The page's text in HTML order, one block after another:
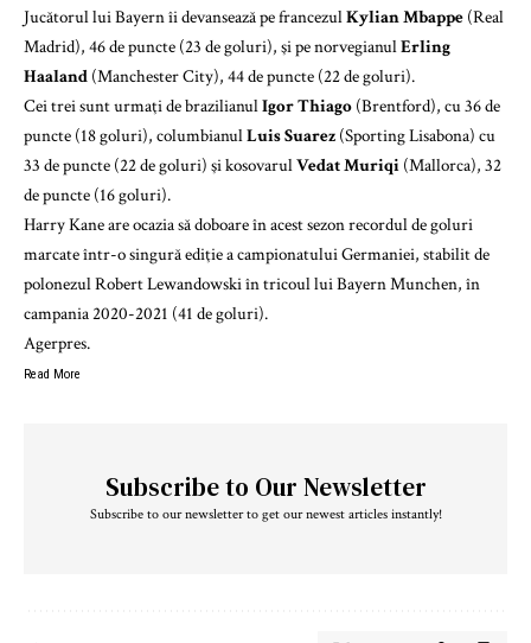
Jucătorul lui Bayern îi devansează pe francezulKylian Mbappe (Real
Madrid), 46 de puncte (23 de goluri), şi pe norvegianulErling
Haaland (Manchester City), 44 de puncte (22 de goluri).
Cei trei sunt urmaţi de brazilianulIgor Thiago (Brentford), cu 36 de
puncte (18 goluri), columbianulLuis Suarez (Sporting Lisabona) cu
33 de puncte (22 de goluri) şi kosovarulVedat Muriqi (Mallorca), 32
de puncte (16 goluri).
Harry Kane are ocazia să doboare în acest sezon recordul de goluri
marcate într-o singură ediţie a campionatului Germaniei, stabilit de
polonezul Robert Lewandowski în tricoul lui Bayern Munchen, în
campania 2020-2021 (41 de goluri).
Agerpres.
Read More
Subscribe to Our Newsletter
Subscribe to our newsletter to get our newest articles instantly!